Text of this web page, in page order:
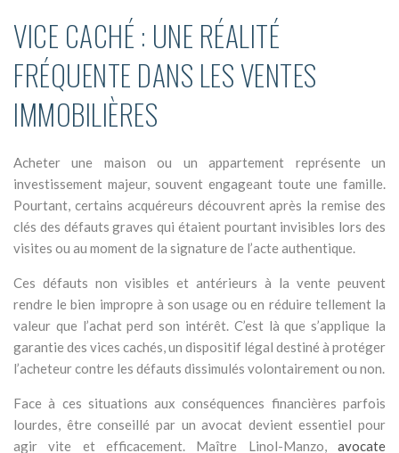
VICE CACHÉ : UNE RÉALITÉ
FRÉQUENTE DANS LES VENTES
IMMOBILIÈRES
Acheter une maison ou un appartement représente un
investissement majeur, souvent engageant toute une famille.
Pourtant, certains acquéreurs découvrent après la remise des
clés des défauts graves qui étaient pourtant invisibles lors des
visites ou au moment de la signature de l’acte authentique.
Ces défauts non visibles et antérieurs à la vente peuvent
rendre le bien impropre à son usage ou en réduire tellement la
valeur que l’achat perd son intérêt. C’est là que s’applique la
garantie des vices cachés, un dispositif légal destiné à protéger
l’acheteur contre les défauts dissimulés volontairement ou non.
Face à ces situations aux conséquences financières parfois
lourdes, être conseillé par un avocat devient essentiel pour
agir vite et efficacement. Maître Linol-Manzo, avocate